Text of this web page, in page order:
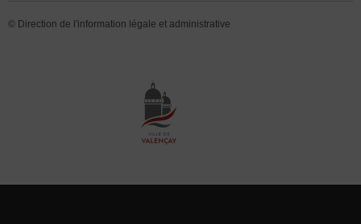
© Direction de l'information légale et administrative